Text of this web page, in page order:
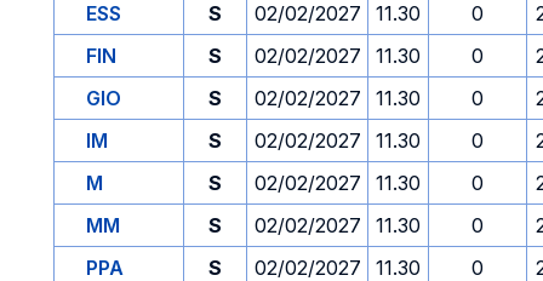
ESS
S 02/02/2027 11.30 0
FIN
S 02/02/2027 11.30 0
GIO
S 02/02/2027 11.30 0
IM
S 02/02/2027 11.30 0
M
S 02/02/2027 11.30 0
MM
S 02/02/2027 11.30 0
PPA
S 02/02/2027 11.30 0